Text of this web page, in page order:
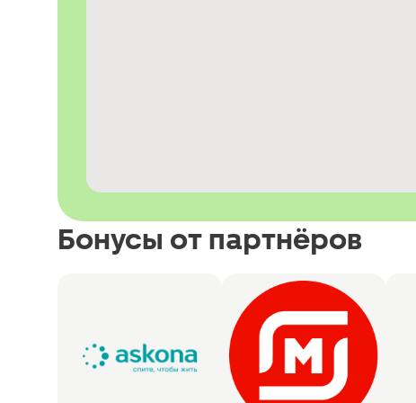
Бонусы от партнёров